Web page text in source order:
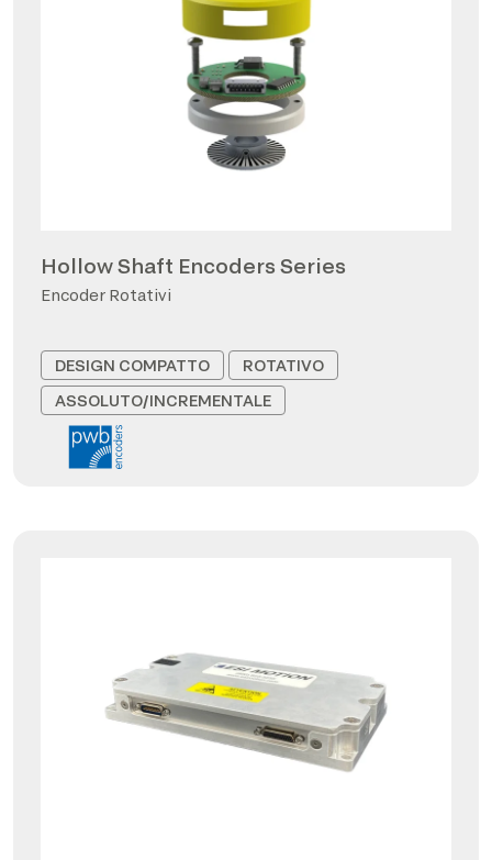
Hollow Shaft Encoders Series
Encoder Rotativi
DESIGN COMPATTO
ROTATIVO
ASSOLUTO/INCREMENTALE